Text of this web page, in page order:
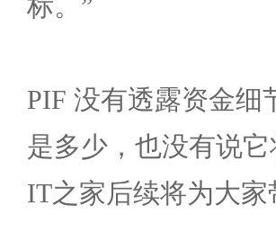
PIF 没有透露资金细
是多少，也没有说
IT之家后续将为大